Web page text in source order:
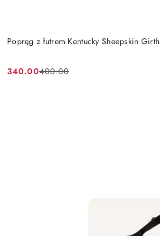
Popręg z futrem Kentucky Sheepskin Girth
Cena
340.00
Cena
400.00